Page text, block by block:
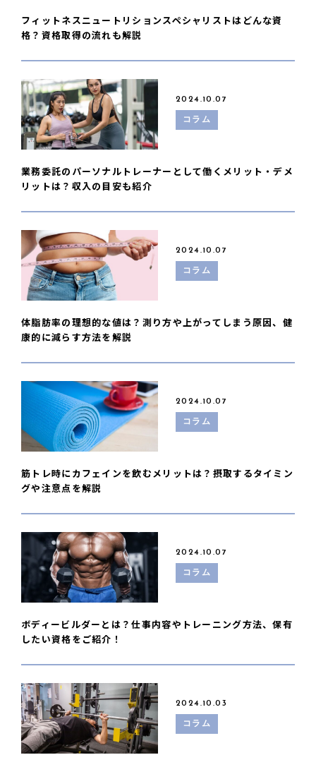
フィットネスニュートリションスペシャリストはどんな資
格？資格取得の流れも解説
2024.10.07
コラム
業務委託のパーソナルトレーナーとして働くメリット・デメ
リットは？収入の目安も紹介
2024.10.07
コラム
体脂肪率の理想的な値は？測り方や上がってしまう原因、健
康的に減らす方法を解説
2024.10.07
コラム
筋トレ時にカフェインを飲むメリットは？摂取するタイミン
グや注意点を解説
2024.10.07
コラム
ボディービルダーとは？仕事内容やトレーニング方法、保有
したい資格をご紹介！
2024.10.03
コラム